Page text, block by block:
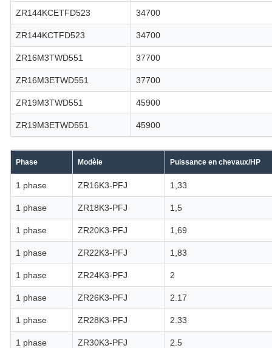
ZR144KCETFD523 34700
ZR144KCTFD523 34700
ZR16M3TWD551 37700
ZR16M3ETWD551 37700
ZR19M3TWD551 45900
ZR19M3ETWD551 45900
Phase Modèle Puissance en chevaux/HP
1 phase ZR16K3-PFJ 1,33
1 phase ZR18K3-PFJ 1,5
1 phase ZR20K3-PFJ 1,69
1 phase ZR22K3-PFJ 1,83
1 phase ZR24K3-PFJ 2
1 phase ZR26K3-PFJ 2.17
1 phase ZR28K3-PFJ 2.33
1 phase ZR30K3-PFJ 2.5